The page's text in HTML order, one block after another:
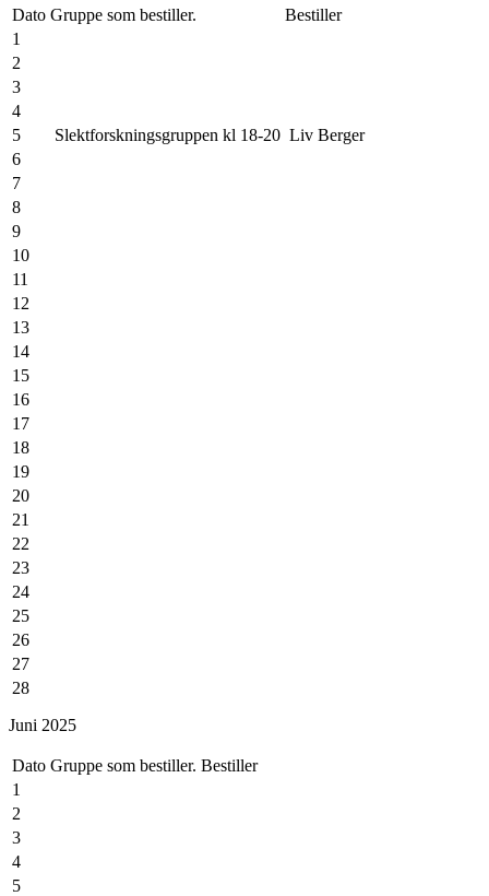
Dato Gruppe som bestiller.
Bestiller
1
2
3
4
5
Slektforskningsgruppen kl 18-20 Liv Berger
6
7
8
9
10
11
12
13
14
15
16
17
18
19
20
21
22
23
24
25
26
27
28
30
31
Juni 2025
Dato Gruppe som bestiller. Bestiller
1
2
3
4
5